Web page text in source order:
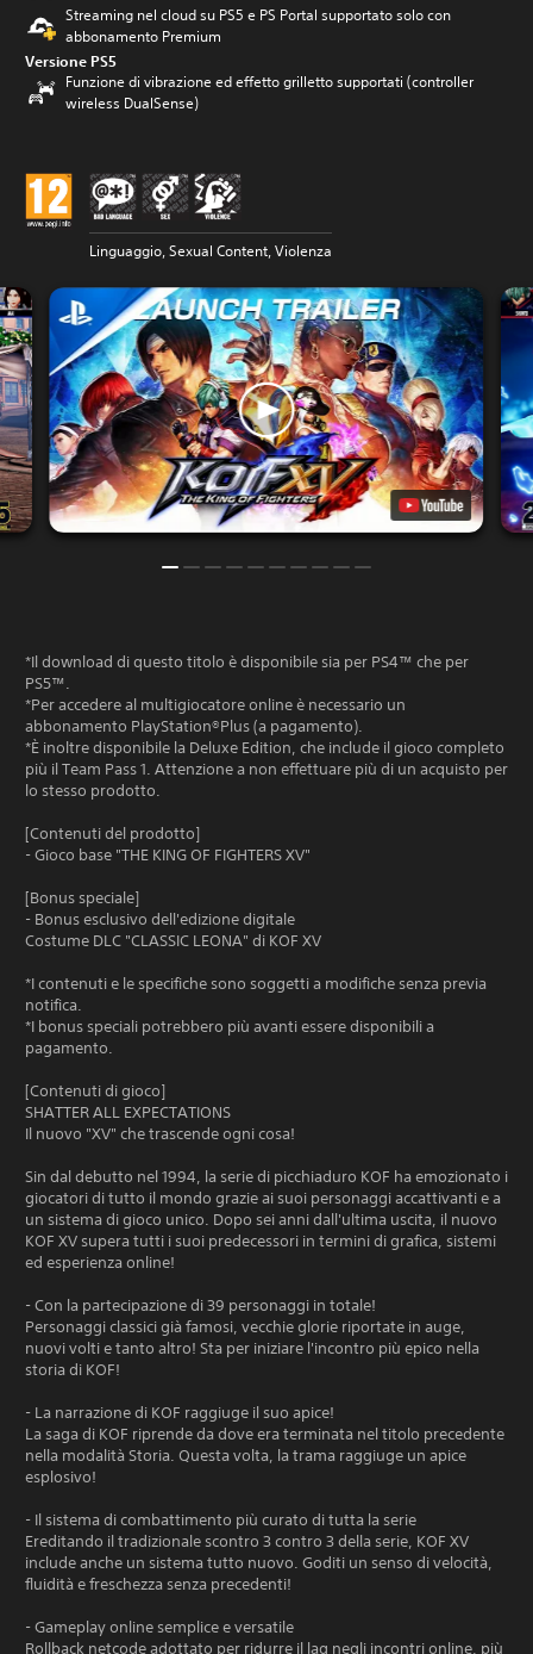
Streaming nel cloud su PS5 e PS Portal supportato solo con
abbonamento Premium
Versione PS5
Funzione di vibrazione ed effetto grilletto supportati (controller
wireless DualSense)
Linguaggio, Sexual Content, Violenza
*Il download di questo titolo è disponibile sia per PS4™ che per
PS5™.
*Per accedere al multigiocatore online è necessario un
abbonamento PlayStation®Plus (a pagamento).
*È inoltre disponibile la Deluxe Edition, che include il gioco completo
più il Team Pass 1. Attenzione a non effettuare più di un acquisto per
lo stesso prodotto.
[Contenuti del prodotto]
- Gioco base "THE KING OF FIGHTERS XV"
[Bonus speciale]
- Bonus esclusivo dell'edizione digitale
Costume DLC "CLASSIC LEONA" di KOF XV
*I contenuti e le specifiche sono soggetti a modifiche senza previa
notifica.
*I bonus speciali potrebbero più avanti essere disponibili a
pagamento.
[Contenuti di gioco]
SHATTER ALL EXPECTATIONS
Il nuovo "XV" che trascende ogni cosa!
Sin dal debutto nel 1994, la serie di picchiaduro KOF ha emozionato i
giocatori di tutto il mondo grazie ai suoi personaggi accattivanti e a
un sistema di gioco unico. Dopo sei anni dall'ultima uscita, il nuovo
KOF XV supera tutti i suoi predecessori in termini di grafica, sistemi
ed esperienza online!
- Con la partecipazione di 39 personaggi in totale!
Personaggi classici già famosi, vecchie glorie riportate in auge,
nuovi volti e tanto altro! Sta per iniziare l'incontro più epico nella
storia di KOF!
- La narrazione di KOF raggiuge il suo apice!
La saga di KOF riprende da dove era terminata nel titolo precedente
nella modalità Storia. Questa volta, la trama raggiuge un apice
esplosivo!
- Il sistema di combattimento più curato di tutta la serie
Ereditando il tradizionale scontro 3 contro 3 della serie, KOF XV
include anche un sistema tutto nuovo. Goditi un senso di velocità,
fluidità e freschezza senza precedenti!
- Gameplay online semplice e versatile
Rollback netcode adottato per ridurre il lag negli incontri online, più